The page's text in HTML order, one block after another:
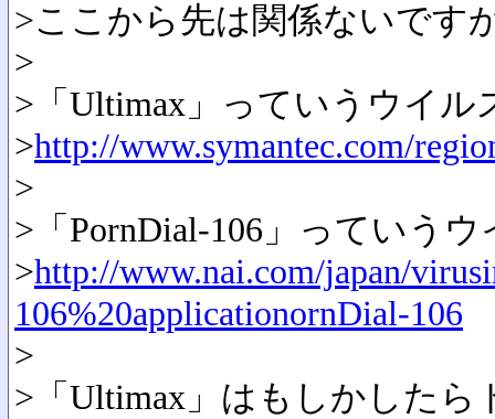
>ここから先は関係ないです
>
>「Ultimax」っていうウイル
>http://www.symantec.com/
>
>「PornDial-106」っていう
>http://www.nai.com/japan/
106%20applicationornDial-106
>
>「Ultimax」はもしかした